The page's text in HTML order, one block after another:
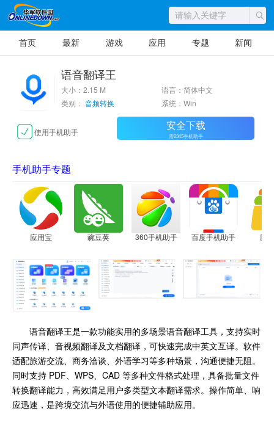
首页 最新 游戏 应用 专题 新闻
语音翻译王
大小：2.15 M
语言：简体中文
类别： 音频转换 系统：Win
使用手机助手 安全下载
需2345手机助手
手机助手专题
应用宝 豌豆荚 360手机助手 百度手机助手 应
语音翻译王是一款功能实用的多场景语音翻译工具，支持实时
同声传译、音视频翻译及文档翻译，可快速完成中英文互译。软件
适配旅游交流、商务洽谈、外语学习等多种场景，沟通便捷无阻。
同时支持 PDF、WPS、CAD 等多种文件格式处理，具备批量文件
转换翻译能力，高效满足用户多类型文本翻译需求。操作简单、响
应迅速，是跨境交流与外语使用的便捷辅助应用。